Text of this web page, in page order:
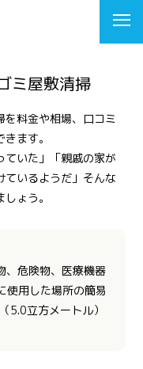
ミ屋敷清掃
を料金や相場、口コミ
ます。
ていた」「親戚の家が
ているようだ」そんな
ょう。
、危険物、医療機器
用した場所の簡易
5.0立方メートル）